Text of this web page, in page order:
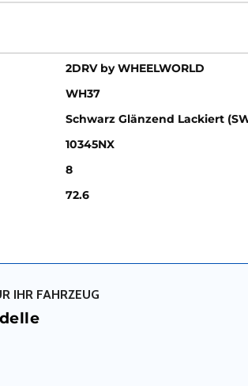
2DRV by WHEELWORLD
WH37
Schwarz Glänzend Lackiert
10345NX
8
72.6
IHR FAHRZEUG